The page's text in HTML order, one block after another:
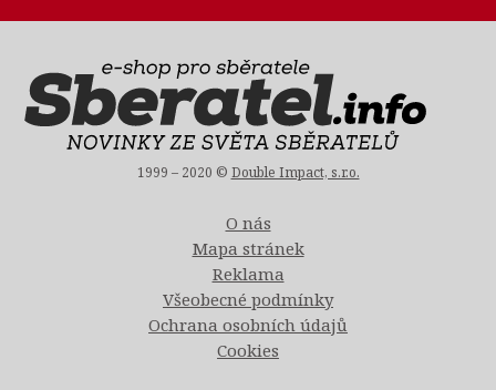
1999 – 2020 © Double Impact, s.r.o.
O nás
Mapa stránek
Reklama
Všeobecné podmínky
Ochrana osobních údajů
Cookies